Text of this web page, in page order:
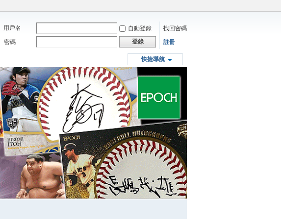
用戶名 自動登錄
找回密碼
密碼
登錄 註冊
快捷導航